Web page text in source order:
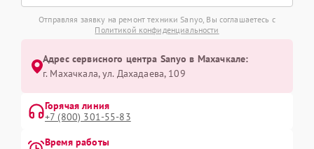
Отправляя заявку на ремонт техники Sanyo, Вы соглашаетесь с
Политикой конфиденциальности
Адрес сервисного центра Sanyo в Махачкале:
г. Махачкала, ул. Дахадаева, 109
Горячая линия
+7 (800) 301-55-83
Время работы